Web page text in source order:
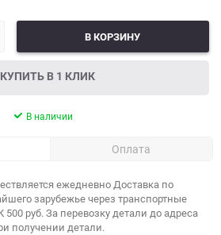
В КОРЗИНУ
КУПИТЬ В 1 КЛИК
В наличии
Оплата
ежедневно Доставка по
зарубежье через транспортные
руб. За перевозку детали до адреса
получении детали.